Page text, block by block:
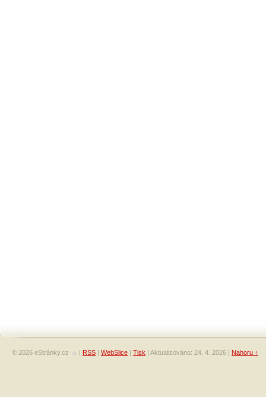
© 2026 eStránky.cz | RSS | WebSlice | Tisk | Aktualizováno: 24. 4. 2026 | Nahoru ↑